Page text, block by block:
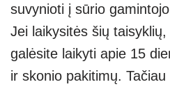
suvynioti į sūrio
Jei laikysitės šių
galėsite laikyti apie 15
ir skonio pakitimų.